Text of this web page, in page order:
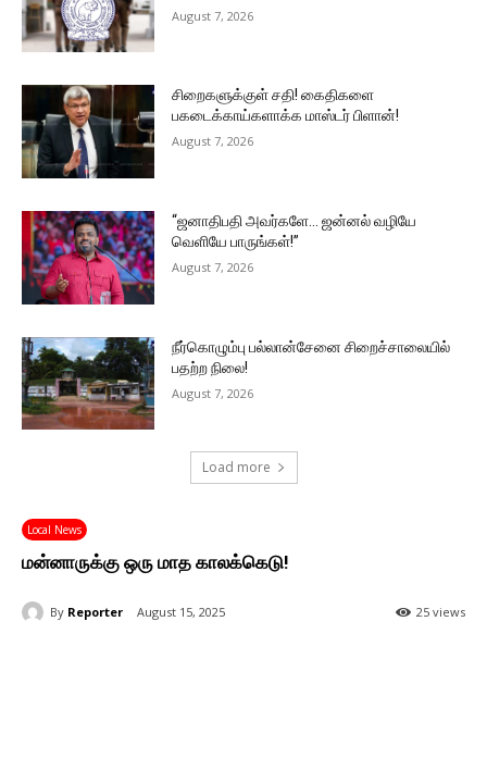
August 7, 2026
சிறைகளுக்குள் சதி! கைதிகளை
பகடைக்காய்களாக்க மாஸ்டர் பிளான்!
August 7, 2026
“ஜனாதிபதி அவர்களே… ஜன்னல் வழியே
வெளியே பாருங்கள்!”
August 7, 2026
நீர்கொழும்பு பல்லான்சேனை சிறைச்சாலையில்
பதற்ற நிலை!
August 7, 2026
Load more
Local News
மன்னாருக்கு ஒரு மாத காலக்கெடு!
25 views
By Reporter August 15, 2025